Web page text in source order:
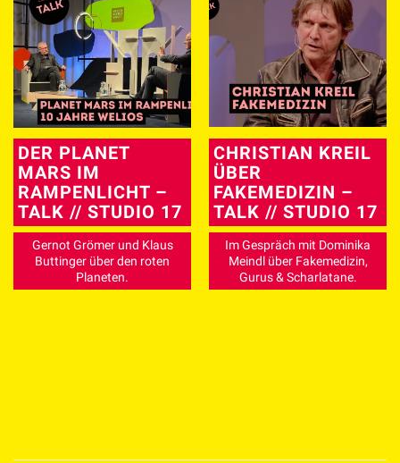
DER PLANET
MARS IM
RAMPENLICHT –
TALK // STUDIO 17
Gernot Grömer und Klaus
Buttinger über den roten
Planeten.
CHRISTIAN KREIL
ÜBER
FAKEMEDIZIN –
TALK // STUDIO 17
Im Gespräch mit Dominika
Meindl über Fakemedizin,
Gurus & Scharlatane.